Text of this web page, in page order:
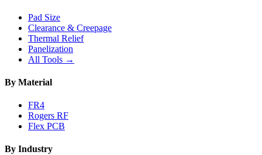
Pad Size
Clearance & Creepage
Thermal Relief
Panelization
All Tools →
By Material
FR4
Rogers RF
Flex PCB
By Industry